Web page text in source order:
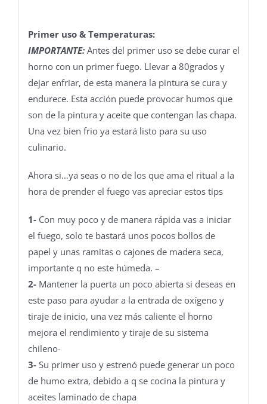
Primer uso & Temperaturas:
IMPORTANTE:Antes del primer uso se debe curar el
horno con un primer fuego. Llevar a 80grados y
dejar enfriar, de esta manera la pintura se cura y
endurece. Esta acción puede provocar humos que
son de la pintura y aceite que contengan las chapa.
Una vez bien frio ya estará listo para su uso
culinario.
Ahora si…ya seas o no de los que ama el ritual a la
hora de prender el fuego vas apreciar estos tips
1-Con muy poco y de manera rápida vas a iniciar
el fuego, solo te bastará unos pocos bollos de
papel y unas ramitas o cajones de madera seca,
importante q no este húmeda. –
2-Mantener la puerta un poco abierta si deseas en
este paso para ayudar a la entrada de oxígeno y
tiraje de inicio, una vez más caliente el horno
mejora el rendimiento y tiraje de su sistema
chileno-
3-Su primer uso y estrenó puede generar un poco
de humo extra, debido a q se cocina la pintura y
aceites laminado de chapa